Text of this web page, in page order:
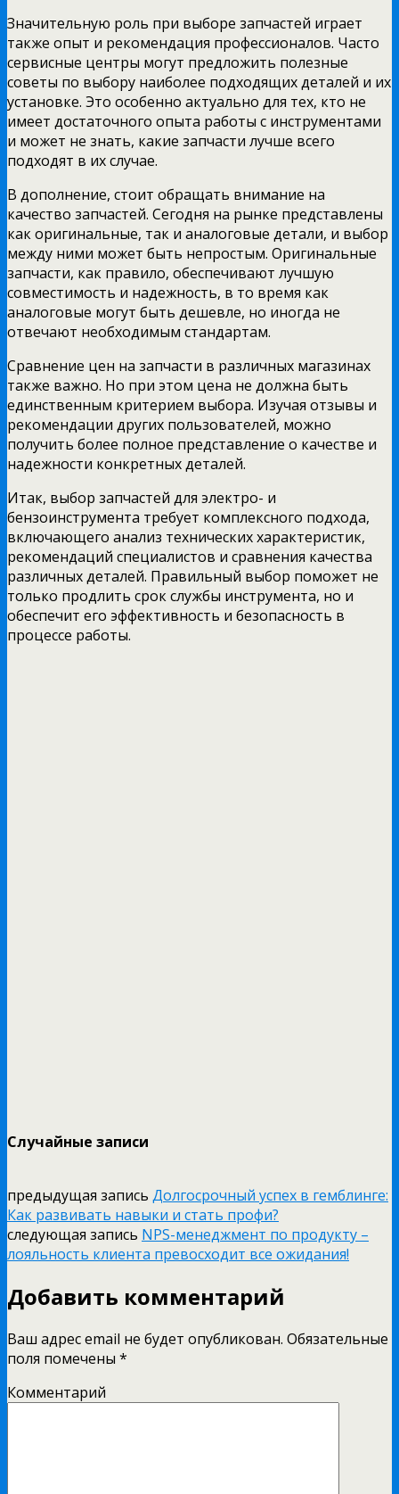
Значительную роль при выборе запчастей играет
также опыт и рекомендация профессионалов. Часто
сервисные центры могут предложить полезные
советы по выбору наиболее подходящих деталей и их
установке. Это особенно актуально для тех, кто не
имеет достаточного опыта работы с инструментами
и может не знать, какие запчасти лучше всего
подходят в их случае.
В дополнение, стоит обращать внимание на
качество запчастей. Сегодня на рынке представлены
как оригинальные, так и аналоговые детали, и выбор
между ними может быть непростым. Оригинальные
запчасти, как правило, обеспечивают лучшую
совместимость и надежность, в то время как
аналоговые могут быть дешевле, но иногда не
отвечают необходимым стандартам.
Сравнение цен на запчасти в различных магазинах
также важно. Но при этом цена не должна быть
единственным критерием выбора. Изучая отзывы и
рекомендации других пользователей, можно
получить более полное представление о качестве и
надежности конкретных деталей.
Итак, выбор запчастей для электро- и
бензоинструмента требует комплексного подхода,
включающего анализ технических характеристик,
рекомендаций специалистов и сравнения качества
различных деталей. Правильный выбор поможет не
только продлить срок службы инструмента, но и
обеспечит его эффективность и безопасность в
процессе работы.
Случайные записи
предыдущая запись Долгосрочный успех в гемблинге:
Как развивать навыки и стать профи?
следующая запись NPS-менеджмент по продукту –
лояльность клиента превосходит все ожидания!
Добавить комментарий
Ваш адрес email не будет опубликован. Обязательные
поля помечены *
Комментарий